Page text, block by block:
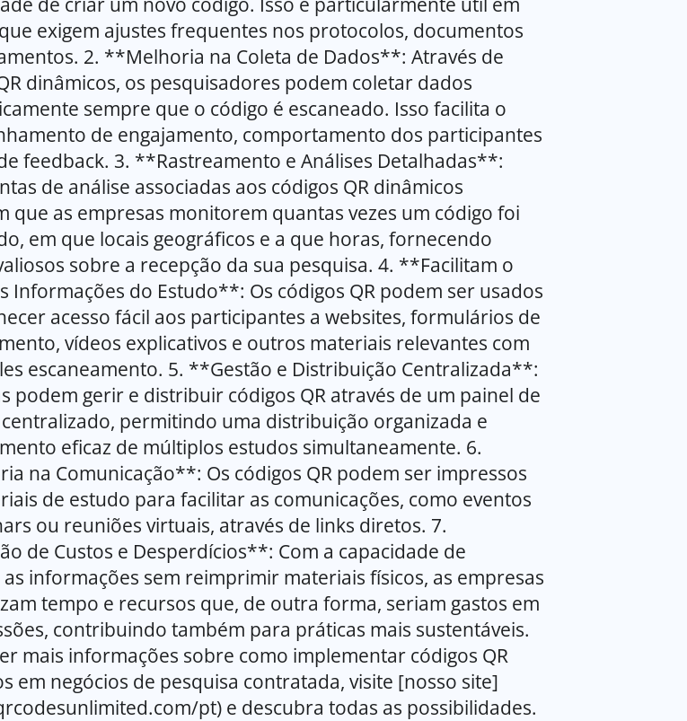
exigem ajustes frequentes nos protocolos, documentos
2. **Melhoria na Coleta de Dados**: Através de
dinâmicos, os pesquisadores podem coletar dados
sempre que o código é escaneado. Isso facilita o
de engajamento, comportamento dos participantes
feedback. 3. **Rastreamento e Análises Detalhadas**:
de análise associadas aos códigos QR dinâmicos
que as empresas monitorem quantas vezes um código foi
em que locais geográficos e a que horas, fornecendo
sobre a recepção da sua pesquisa. 4. **Facilitam o
Informações do Estudo**: Os códigos QR podem ser usados
acesso fácil aos participantes a websites, formulários de
vídeos explicativos e outros materiais relevantes com
escaneamento. 5. **Gestão e Distribuição Centralizada**:
podem gerir e distribuir códigos QR através de um painel de
permitindo uma distribuição organizada e
eficaz de múltiplos estudos simultaneamente. 6.
na Comunicação**: Os códigos QR podem ser impressos
de estudo para facilitar as comunicações, como eventos
ou reuniões virtuais, através de links diretos. 7.
de Custos e Desperdícios**: Com a capacidade de
informações sem reimprimir materiais físicos, as empresas
tempo e recursos que, de outra forma, seriam gastos em
contribuindo também para práticas mais sustentáveis.
mais informações sobre como implementar códigos QR
em negócios de pesquisa contratada, visite [nosso site]
pt) e descubra todas as possibilidades.